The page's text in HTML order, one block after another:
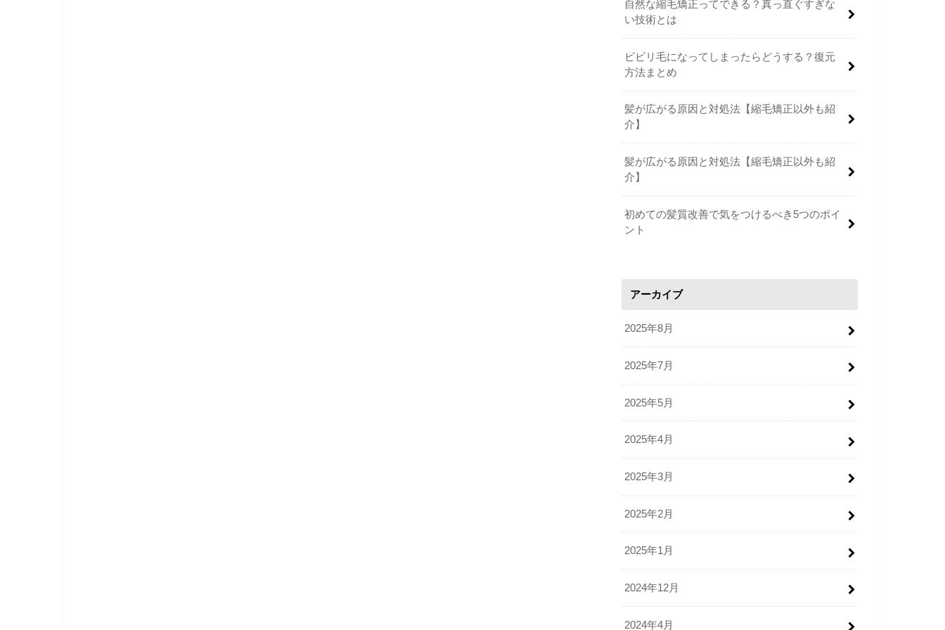
自然な縮毛矯正ってできる？真っ直ぐすぎな
い技術とは
ビビリ毛になってしまったらどうする？復元
方法まとめ
髪が広がる原因と対処法【縮毛矯正以外も紹
介】
髪が広がる原因と対処法【縮毛矯正以外も紹
介】
初めての髪質改善で気をつけるべき5つのポイ
ント
アーカイブ
2025年8月
2025年7月
2025年5月
2025年4月
2025年3月
2025年2月
2025年1月
2024年12月
2024年4月